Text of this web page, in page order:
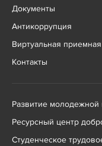
Документы
Антикоррупция
Виртуальная приемная
Контакты
Развитие молодежной
Ресурсный центр
Студенческое